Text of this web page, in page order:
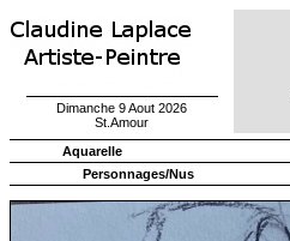
Dimanche 9 Aout 2026
St.Amour
Aquarelle
Personnages/Nus